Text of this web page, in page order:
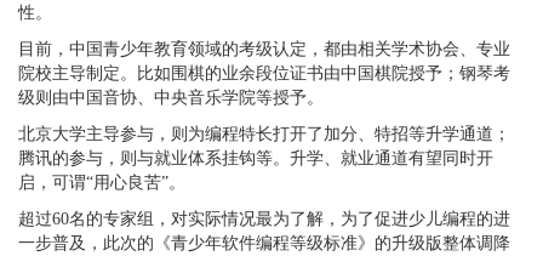
性。
目前，中国青少年教育领域的考级认定，都由相关学术协会、专业
院校主导制定。比如围棋的业余段位证书由中国棋院授予；钢琴考
级则由中国音协、中央音乐学院等授予。
北京大学主导参与，则为编程特长打开了加分、特招等升学通道；
腾讯的参与，则与就业体系挂钩等。升学、就业通道有望同时开
启，可谓“用心良苦”。
超过60名的专家组，对实际情况最为了解，为了促进少儿编程的进
一步普及，此次的《青少年软件编程等级标准》的升级版整体调降